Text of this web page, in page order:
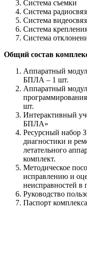
Система съемки
Система
Система
Система
Система
Общий состав
Аппаратный
БПЛА – 1 шт.
Аппаратный
шт.
Интерактивный
БПЛА»
Ресурсный набор
диагностики и
летательного
комплект.
Методическое
исправлению и
неисправностей в
Руководство
Паспорт